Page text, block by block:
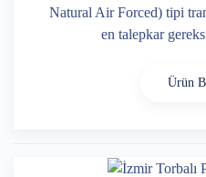
Natural Air Forced) tipi
en talepkar
Ürün